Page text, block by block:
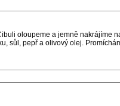
oloupeme a jemně nakrájíme
sůl, pepř a olivový olej.